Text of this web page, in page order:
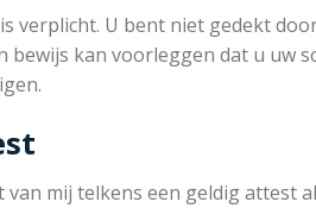
verplicht. U bent niet gedekt
bewijs kan voorleggen dat u uw
van mij telkens een geldig attest